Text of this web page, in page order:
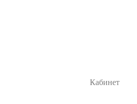
Кабинет